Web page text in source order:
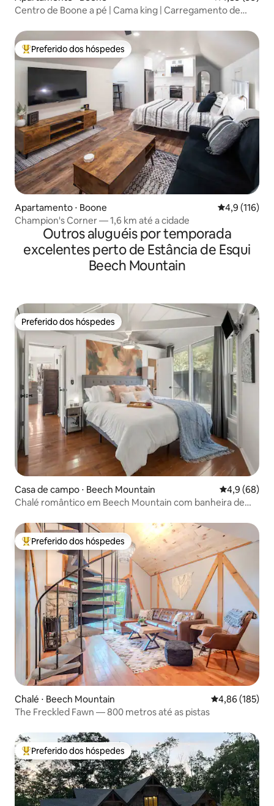
Centro de Boone a pé | Cama king | Carregamento de
Entre os melhores preferidos dos hóspedes
Preferido dos hóspedes
Apartamento ⋅ Boone 4,9 de uma
4,9 (116)
Champion's Corner — 1,6 km até a cidade
Outros aluguéis por temporada
excelentes perto de Estância de Esqui
Beech Mountain
Preferido dos hóspedes
Preferido dos hóspedes
Casa de campo ⋅ Beech Mountain 4,9 de uma
4,9 (68)
Chalé romântico em Beech Mountain com banheira de
Entre os melhores preferidos dos hóspedes
Preferido dos hóspedes
Chalé ⋅ Beech Mountain 4,86 de uma
4,86 (185)
The Freckled Fawn — 800 metros até as pistas
Entre os melhores preferidos dos hóspedes
Preferido dos hóspedes